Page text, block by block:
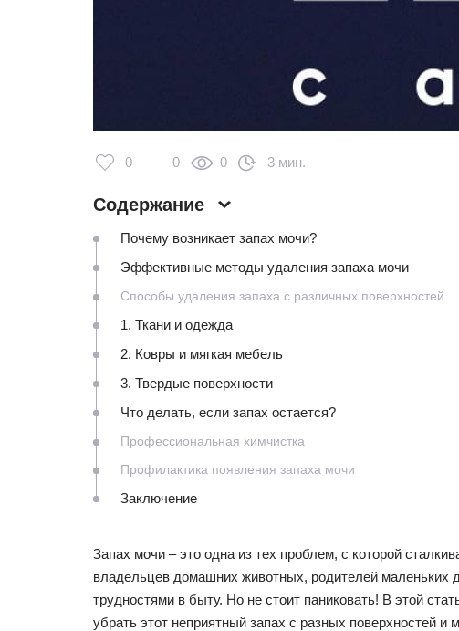
0 0 0 3 мин.
Содержание
Почему возникает запах мочи?
Эффективные методы удаления запаха мочи
Способы удаления запаха с различных поверхностей
1. Ткани и одежда
2. Ковры и мягкая мебель
3. Твердые поверхности
Что делать, если запах остается?
Профессиональная химчистка
Профилактика появления запаха мочи
Заключение
Запах мочи – это одна из тех проблем, с которой
владельцев домашних животных, родителей маленьких
трудностями в быту. Но не стоит паниковать! В этой
убрать этот неприятный запах с разных поверхностей